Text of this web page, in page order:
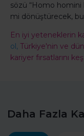
sözü “Homo homini
mi dönüştürecek,
En iyi yeteneklerin
ol, Türkiye'nin ve
kariyer fırsatlarını
Daha Fazla